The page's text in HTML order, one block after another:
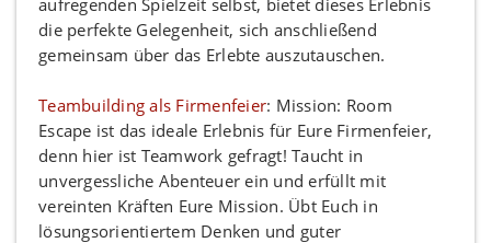
die perfekte Gelegenheit, sich anschließend
gemeinsam über das Erlebte auszutauschen.
Teambuilding als Firmenfeier: Mission: Room
Escape ist das ideale Erlebnis für Eure Firmenfeier,
denn hier ist Teamwork gefragt! Taucht in
unvergessliche Abenteuer ein und erfüllt mit
vereinten Kräften Eure Mission. Übt Euch in
lösungsorientiertem Denken und guter